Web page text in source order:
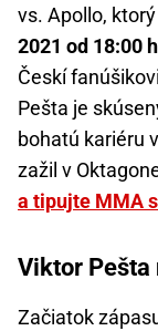
vs. Apollo,
2021 od 18:00
Českí
Pešta je
bohatú kariéru
zažil v
a tipujte MMA
Viktor Pešta
Začiatok